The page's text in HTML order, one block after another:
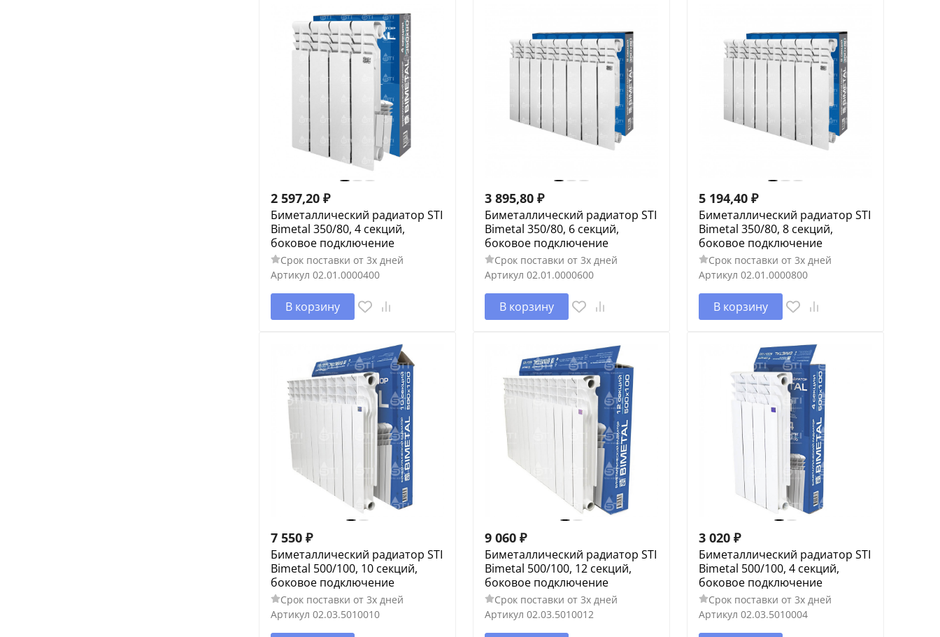
2 597,20 ₽
Биметаллический радиатор STI
Bimetal 350/80, 4 секций,
боковое подключение
Срок поставки от 3х дней
Артикул 02.01.0000400
В корзину
3 895,80 ₽
Биметаллический радиатор STI
Bimetal 350/80, 6 секций,
боковое подключение
Срок поставки от 3х дней
Артикул 02.01.0000600
В корзину
5 194,40 ₽
Биметаллический радиатор STI
Bimetal 350/80, 8 секций,
боковое подключение
Срок поставки от 3х дней
Артикул 02.01.0000800
В корзину
7 550 ₽
Биметаллический радиатор STI
Bimetal 500/100, 10 секций,
боковое подключение
Срок поставки от 3х дней
Артикул 02.03.5010010
9 060 ₽
Биметаллический радиатор STI
Bimetal 500/100, 12 секций,
боковое подключение
Срок поставки от 3х дней
Артикул 02.03.5010012
3 020 ₽
Биметаллический радиатор STI
Bimetal 500/100, 4 секций,
боковое подключение
Срок поставки от 3х дней
Артикул 02.03.5010004